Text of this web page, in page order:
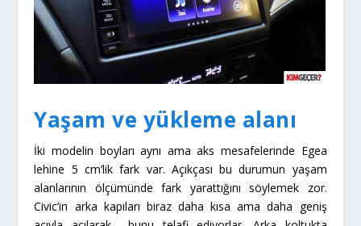
Yaşam ve yükleme alanı
İki modelin boyları aynı ama aks mesafelerinde Egea
lehine 5 cm’lik fark var. Açıkçası bu durumun yaşam
alanlarının ölçümünde fark yarattığını söylemek zor.
Civic’in arka kapıları biraz daha kısa ama daha geniş